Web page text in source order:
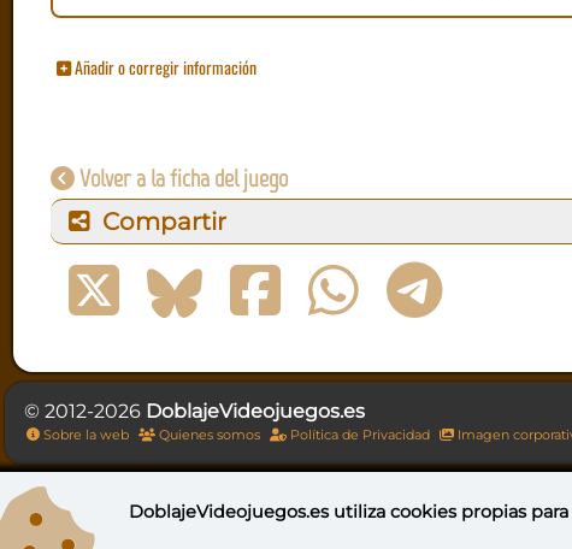
Añadir o corregir información
Volver a la ficha del juego
Compartir
© 2012-2026 DoblajeVideojuegos.es
Sobre la web Quienes somos Política de Privacidad Imagen
DoblajeVideojuegos.es utilizacookies propiaspara